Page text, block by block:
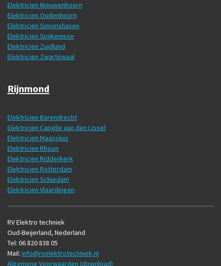
Elektricien Nieuwenhoorn
Elektricien Oudenhoorn
Elektricien Simonshaven
Elektricien Spijkenisse
Elektricien Zuidland
Elektricien Zwartewaal
Rijnmond
Elektricien Barendrecht
Elektricien Capelle aan den IJssel
Elektricien Maassluis
Elektricien Rhoon
Elektricien Ridderkerk
Elektricien Rotterdam
Elektricien Schiedam
Elektricien Vlaardingen
RV Elektro techniek
Oud-Beijerland, Nederland
Tel: 06 820 838 05
Mail: info@rvelektrotechniek.nl
Algemene Voorwaarden (download)